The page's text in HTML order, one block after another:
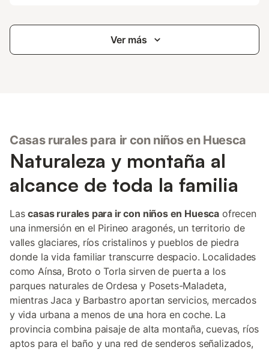
Ver más
Casas rurales para ir con niños en Huesca
Naturaleza y montaña al
alcance de toda la familia
Lascasas rurales para ir con niños en Huesca ofrecen
una inmersión en el Pirineo aragonés, un territorio de
valles glaciares, ríos cristalinos y pueblos de piedra
donde la vida familiar transcurre despacio. Localidades
como Aínsa, Broto o Torla sirven de puerta a los
parques naturales de Ordesa y Posets-Maladeta,
mientras Jaca y Barbastro aportan servicios, mercados
y vida urbana a menos de una hora en coche. La
provincia combina paisaje de alta montaña, cuevas, ríos
aptos para el baño y una red de senderos señalizados,